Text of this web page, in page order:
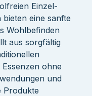
Einzel-
eine sanfte
Wohlbefinden
aus sorgfältig
ohne
und
Produkte